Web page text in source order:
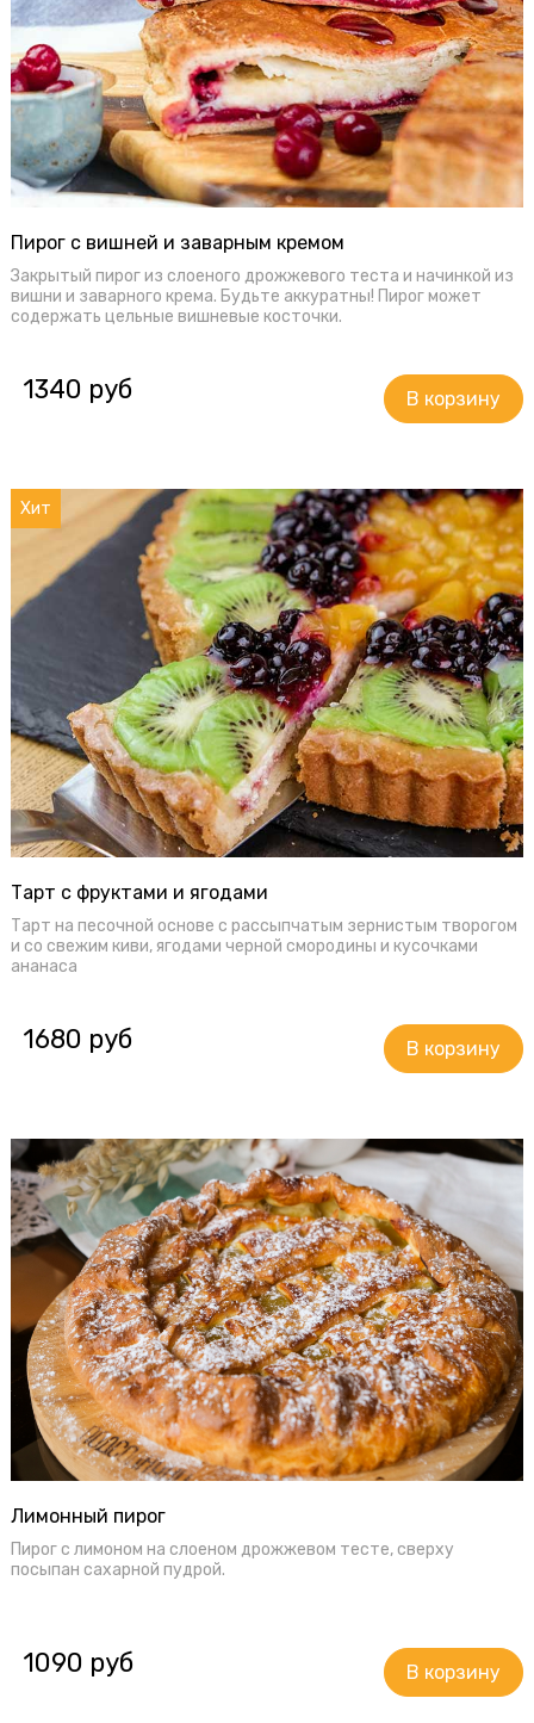
Пирог с вишней и заварным кремом
Закрытый пирог из слоеного дрожжевого теста и начинкой из
вишни и заварного крема. Будьте аккуратны! Пирог может
содержать цельные вишневые косточки.
1340 руб
Хит
Тарт с фруктами и ягодами
Тарт на песочной основе с рассыпчатым зернистым творогом
и со свежим киви, ягодами черной смородины и кусочками
ананаса
1680 руб
Лимонный пирог
Пирог с лимоном на слоеном дрожжевом тесте, сверху
посыпан сахарной пудрой.
1090 руб